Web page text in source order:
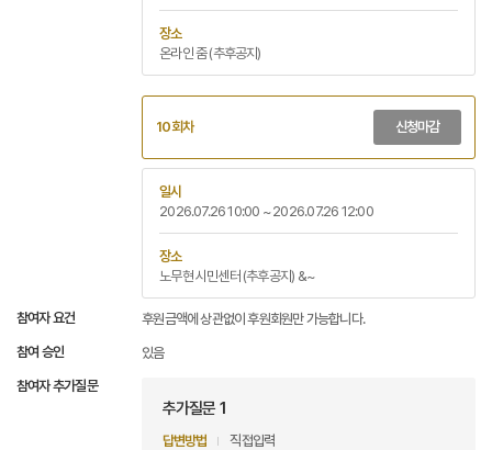
장소
온라인 줌 (추후공지)
10회차 신청마감
일시
2026.07.26 10:00 ~ 2026.07.26 12:00
장소
노무현 시민센터 (추후공지) &~
참여자 요건
후원금액에 상관없이 후원회원만 가능합니다.
참여 승인
있음
참여자 추가질문
추가질문 1
답변방법 직접입력